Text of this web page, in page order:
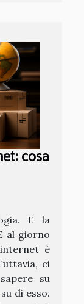
cosa
E la
al giorno
è
ci
su
di esso.